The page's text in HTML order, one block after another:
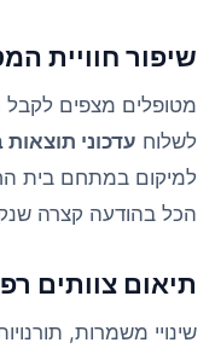
שיפור חוויית
לשלוח עדכוני תוצאות
למיקום במתחם בית
הכל בהודעה קצרה
תיאום צוותים
שינויי משמרות,